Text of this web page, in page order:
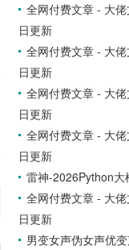
f
全网付费文章 - 大
日更新
全网付费文章 - 大
日更新
全网付费文章 - 大
日更新
全网付费文章 - 大
日更新
雷神-2026Python大
全网付费文章 - 大
日更新
男变女声伪女声优